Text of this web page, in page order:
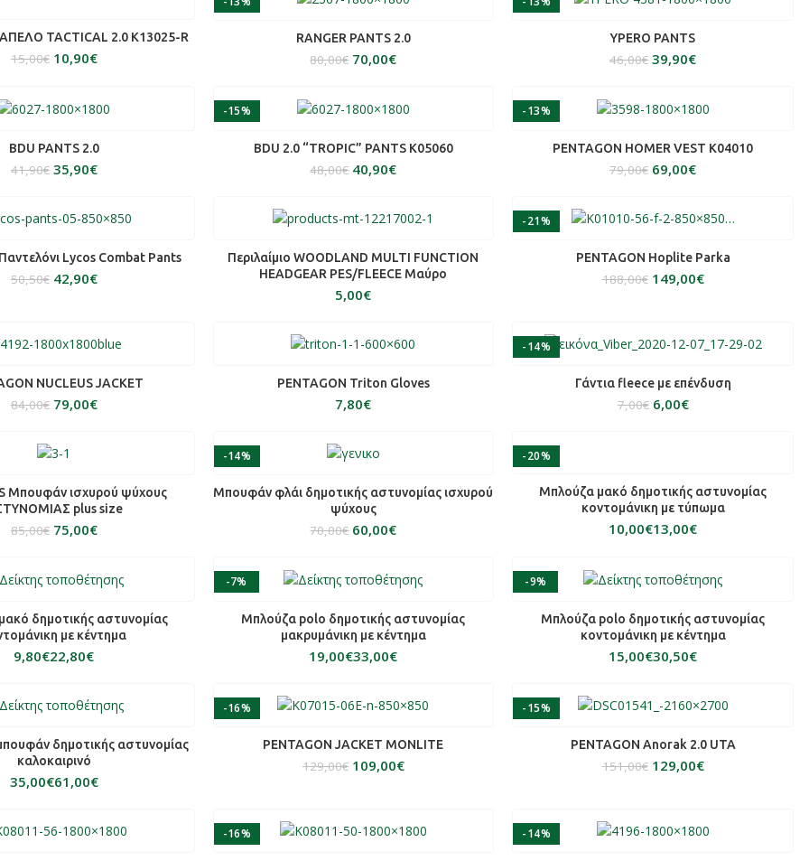
ΕΠΙΛΟΓΉ
TACTICAL 2.0 K13025-R
15,00€ 10,90€
ΕΠΙΛΟΓΉ
RANGER PANTS 2.0
80,00€ 70,00€
ΕΠΙΛΟΓΉ
YPERO PANTS
46,00€ 39,90€
ΕΠΙΛΟΓΉ
BDU PANTS 2.0
41,90€ 35,90€
-15%
ΕΠΙΛΟΓΉ
BDU 2.0 “TROPIC” PANTS K05060
48,00€ 40,90€
-13%
ΕΠΙΛΟΓΉ
PENTAGON HOMER VEST K04010
79,00€ 69,00€
ΕΠΙΛΟΓΉLycos Combat Pants
50,50€ 42,90€
ΠΡΟΣΘΉΚΗ ΣΤΟ ΚΑΛΆΘΙ
Περιλαίμιο WOODLAND MULTI FUNCTION
HEADGEAR PES/FLEECE Mαύρο
€
-21%
ΕΠΙΛΟΓΉ
PENTAGON Hoplite Parka
188,00€ 149,00€
ΕΠΙΛΟΓΉ
NUCLEUS JACKET
84,00€ 79,00€
ΔΙΑΒΆΣΤΕ ΠΕΡΙΣΣΌΤΕΡΑ
PENTAGON Triton Gloves
€
-14%
ΕΠΙΛΟΓΉ
Γάντια fleece με επένδυση
7,00€ 6,00€
ΕΠΙΛΟΓΉ
Μπουφάν ισχυρού ψύχους
plus size
85,00€ 75,00€
-14%
ΕΠΙΛΟΓΉ
Μπουφάν φλάι δημοτικής αστυνομίας ισχυρού
ψύχους
70,00€ 60,00€
-20%
ΕΠΙΛΟΓΉ
Μπλούζα μακό δημοτικής αστυνομίας
κοντομάνικη με τύπωμα
€ €
ΕΠΙΛΟΓΉ
δημοτικής αστυνομίας
με κέντημα
€ €
-7%
ΕΠΙΛΟΓΉ
Μπλούζα polo δημοτικής αστυνομίας
μακρυμάνικη με κέντημα
€ €
-9%
ΕΠΙΛΟΓΉ
Μπλούζα polo δημοτικής αστυνομίας
κοντομάνικη με κέντημα
€ €
ΕΠΙΛΟΓΉδημοτικής αστυνομίας
καλοκαιρινό
€ €
-16%
ΕΠΙΛΟΓΉ
PENTAGON JACKET MONLITE
129,00€ 109,00€
-15%
ΕΠΙΛΟΓΉ
PENTAGON Anorak 2.0 UTA
151,00€ 129,00€
-16% -14%